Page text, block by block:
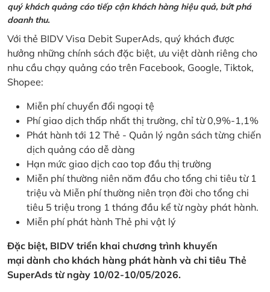
quý khách quảng cáo tiếp cận khách hàng hiệu quả, bứt phá
doanh thu.
Với thẻ BIDV Visa Debit SuperAds, quý khách được
hưởng những chính sách đặc biệt, ưu việt dành riêng cho
nhu cầu chạy quảng cáo trên Facebook, Google, Tiktok,
Shopee:
Miễn phí chuyển đổi ngoại tệ
Phí giao dịch thấp nhất thị trường, chỉ từ 0,9%-1,1%
Phát hành tới 12 Thẻ - Quản lý ngân sách từng chiến
dịch quảng cáo dễ dàng
Hạn mức giao dịch cao top đầu thị trường
Miễn phí thường niên năm đầu cho tổng chi tiêu từ 1
triệu và Miễn phí thường niên trọn đời cho tổng chi
tiêu 5 triệu trong 1 tháng đầu kể từ ngày phát hành.
Miễn phí phát hành Thẻ phi vật lý
Đặc biệt, BIDV triển khai chương trình khuyến
mại dành cho khách hàng phát hành và chi tiêu Thẻ
SuperAds từ ngày 10/02-10/05/2026.